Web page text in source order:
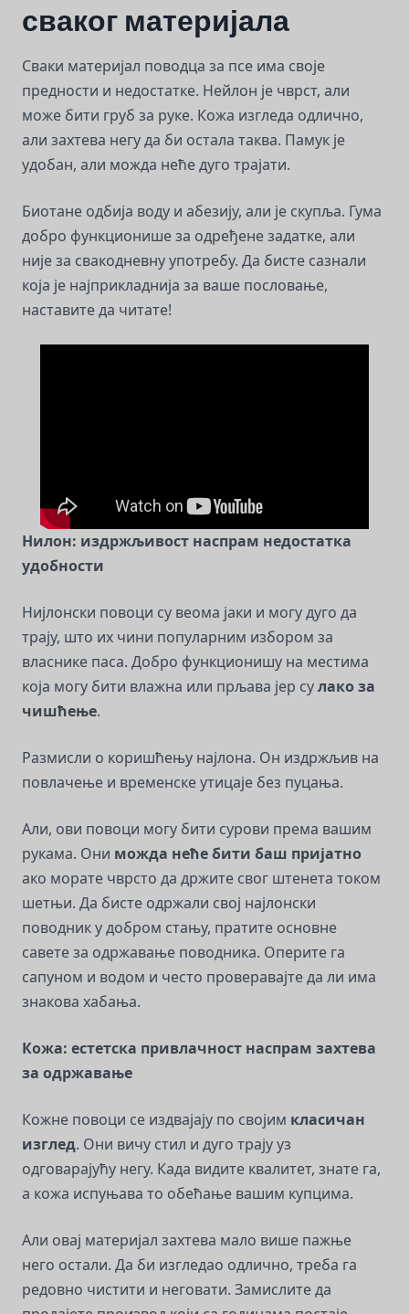
сваког материјала
Сваки материјал поводца за псе има своје
предности и недостатке. Нейлон је чврст, али
може бити груб за руке. Кожа изгледа одлично,
али захтева негу да би остала таква. Памук је
удобан, али можда неће дуго трајати.
Биотане одбија воду и абезију, али је скупља. Гума
добро функционише за одређене задатке, али
није за свакодневну употребу. Да бисте сазнали
која је најприкладнија за ваше пословање,
наставите да читате!
Нилон: издржљивост наспрам недостатка
удобности
Нијлонски повоци су веома јаки и могу дуго да
трају, што их чини популарним избором за
власнике паса. Добро функционишу на местима
која могу бити влажна или прљава јер сулако за
чишћење.
Размисли о коришћењу најлона. Он издржљив на
повлачење и временске утицаје без пуцања.
Али, ови повоци могу бити сурови према вашим
рукама. Они можда неће бити баш пријатно
ако морате чврсто да држите свог штенета током
шетњи. Да бисте одржали свој најлонски
поводник у добром стању, пратите основне
савете за одржавање поводника. Оперите га
сапуном и водом и често проверавајте да ли има
знакова хабања.
Кожа: естетска привлачност наспрам захтева
за одржавање
Кожне повоци се издвајају по својим класичан
изглед. Они вичу стил и дуго трају уз
одговарајућу негу. Када видите квалитет, знате га,
а кожа испуњава то обећање вашим купцима.
Али овај материјал захтева мало више пажње
него остали. Да би изгледао одлично, треба га
редовно чистити и неговати. Замислите да